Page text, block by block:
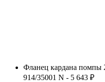
Фланец кардана помпы
914/35001 N - 5 643 ₽